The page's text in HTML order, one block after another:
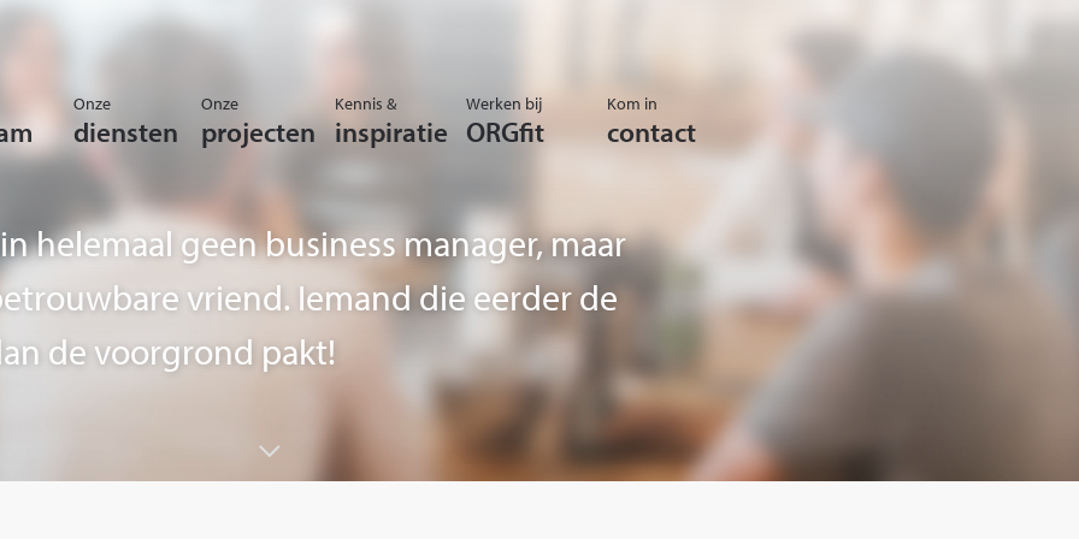
Onze
diensten
Onze
projecten
Kennis &
inspiratie
Werken bij
ORGfit
Kom in
contact
helemaal geen business manager, maar
vriend. Iemand die eerder de
de voorgrond pakt!